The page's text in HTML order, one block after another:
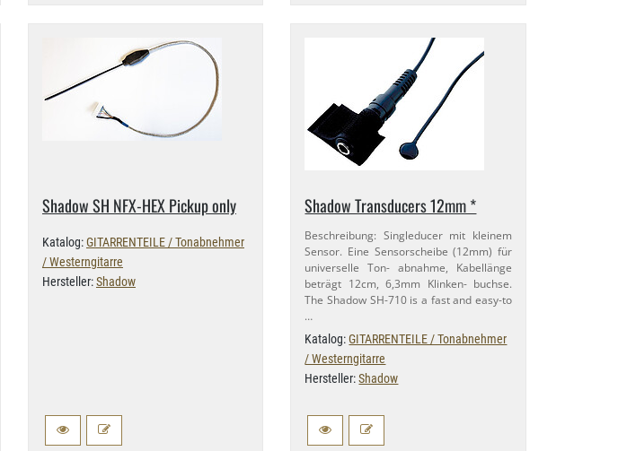
Shadow SH NFX-​HEX Pickup only
Katalog:GITARRENTEILE / Tonabnehmer
/ Westerngitarre
Hersteller:Shadow
Shadow Transducers 12mm *
Beschreibung: Singleducer mit kleinem
Sensor. Eine Sensorscheibe (12mm) für
universelle Ton- abnahme, Kabellänge
beträgt 12cm, 6,​3mm Klinken- buchse.
The Shadow SH-​710 is a fast and easy-​to
…
Katalog:GITARRENTEILE / Tonabnehmer
/ Westerngitarre
Hersteller:Shadow